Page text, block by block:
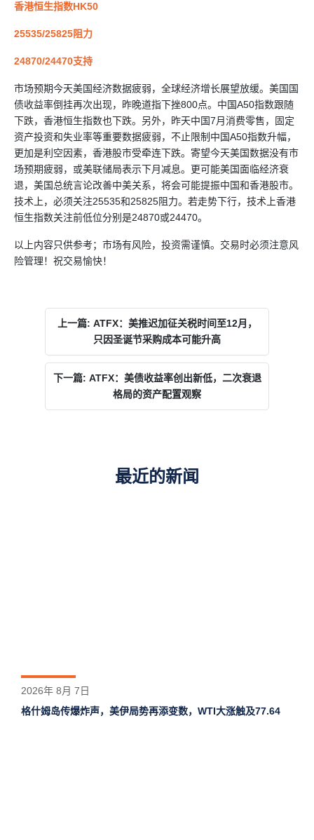
香港恒生指数HK50
25535/25825阻力
24870/24470支持
市场预期今天美国经济数据疲弱，全球经济增长展望放缓。美国国
债收益率倒挂再次出现，昨晚道指下挫800点。中国A50指数跟随
下跌，香港恒生指数也下跌。另外，昨天中国7月消费零售，固定
资产投资和失业率等重要数据疲弱，不止限制中国A50指数升幅，
更加是利空因素，香港股市受牵连下跌。寄望今天美国数据没有市
场预期疲弱，或美联储局表示下月减息。更可能美国面临经济衰
退，美国总统言论改善中美关系，将会可能提振中国和香港股市。
技术上，必须关注25535和25825阻力。若走势下行，技术上香港
恒生指数关注前低位分别是24870或24470。
以上内容只供参考；市场有风险，投资需谨慎。交易时必须注意风
险管理！祝交易愉快！
上一篇: ATFX：美推迟加征关税时间至12月，
只因圣诞节采购成本可能升高
下一篇: ATFX：美债收益率创出新低，二次衰退
格局的资产配置观察
最近的新闻
2026年 8月 7日
格什姆岛‌传爆炸声，美伊局势再添变数，WTI大涨触及77.64